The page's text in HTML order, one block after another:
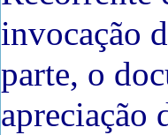
invocação
parte, o
apreciação